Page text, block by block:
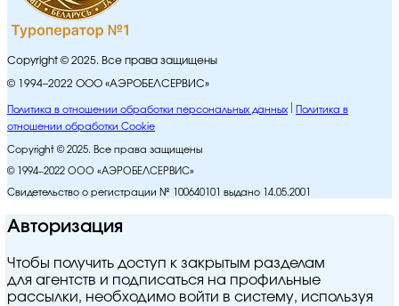
Copyright © 2025. Все права защищены
© 1994–2022 ООО «АЭРОБЕЛСЕРВИС»
Политика в отношении обработки персональных данных
Политика в
отношении обработки Cookie
Copyright © 2025. Все права защищены
© 1994–2022 ООО «АЭРОБЕЛСЕРВИС»
Свидетельство о регистрации № 100640101 выдано 14.05.2001
Авторизация
Чтобы получить доступ к закрытым разделам
для агентств и подписаться на профильные
рассылки, необходимо войти в систему, используя